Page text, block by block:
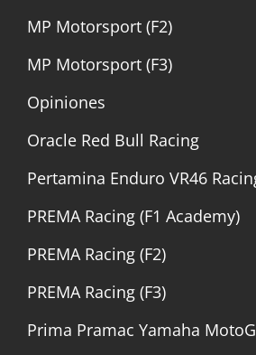
MP Motorsport (F2)
MP Motorsport (F3)
Opiniones
Oracle Red Bull Racing
Pertamina Enduro VR46
PREMA Racing (F1 Academy)
PREMA Racing (F2)
PREMA Racing (F3)
Prima Pramac Yamaha